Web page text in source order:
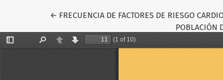
← Volver a los detalles del artículo
FRECUENCIA DE FACTORES DE RIESGO
POBLACIÓN